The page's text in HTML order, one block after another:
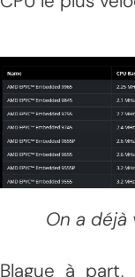
On a
Blague à